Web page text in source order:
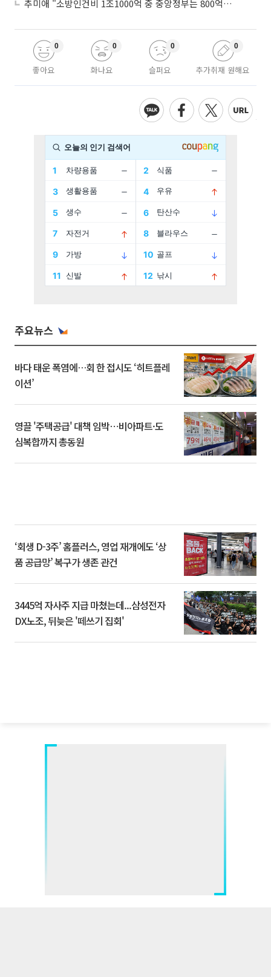
추미애 "소방인건비 1조1000억 중 중앙정부는 800억뿐"
좋아요
0
화나요
0
슬퍼요
0
추가취재 원해요
0
주요뉴스
바다 태운 폭염에…회 한 접시도 ‘히트플레
이션’
영끌 '주택공급' 대책 임박⋯비아파트·도
심복합까지 총동원
‘회생 D-3주’ 홈플러스, 영업 재개에도 ‘상
품 공급망’ 복구가 생존 관건
3445억 자사주 지급 마쳤는데...삼성전자
DX노조, 뒤늦은 '떼쓰기 집회'